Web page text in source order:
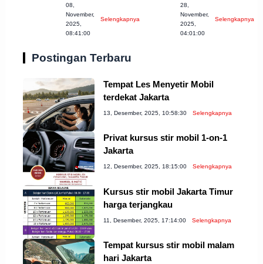
yang Harus
Dicoba!
08,
November,
2025,
08:41:00
Selengkapnya
Kabupaten
Semarang, Cek
Sekarang!
28,
November,
2025,
04:01:00
Selengkapnya
Postingan Terbaru
Tempat Les Menyetir Mobil
terdekat Jakarta
13, Desember, 2025, 10:58:30 Selengkapnya
Privat kursus stir mobil 1-on-1
Jakarta
12, Desember, 2025, 18:15:00 Selengkapnya
Kursus stir mobil Jakarta Timur
harga terjangkau
11, Desember, 2025, 17:14:00 Selengkapnya
Tempat kursus stir mobil malam
hari Jakarta